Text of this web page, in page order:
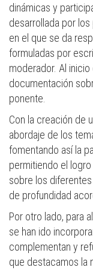
dinámicas y
desarrollada por
en el que se da
formuladas por
moderador. Al
documentación
ponente.
Con la creación de
abordaje de los
fomentando así la
permitiendo el
sobre los
de profundidad
Por otro lado, para
se han ido
complementan y
que destacamos la